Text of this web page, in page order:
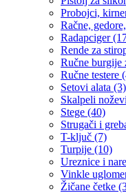
Probojci,
Račne,
Radapciger
Rende za
Ručne burgije
Ručne testere
Setovi alata (3)
Skalpeli
Stege (40)
Strugači i
T-ključ (7)
Turpije (10)
Ureznice i
Vinkle
Žičane četke